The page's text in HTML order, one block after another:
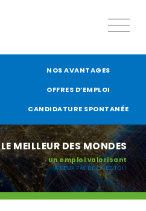
NOS AVANTAGES
OFFRES D’EMPLOI
CANDIDATURE SPONTANÉE
LE MEILLEUR DES MONDES
Un emploi valorisant
À DEUX PAS DE CHEZ TOI !